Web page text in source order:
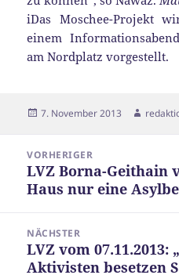
iDas Moschee-Projekt
einem
am Nordplatz vorgestellt.
Veröffentlicht
7. November 2013 Autor
VORHERIGER
Vorheriger
Beitrag:
LVZ Borna-Geithain
Haus nur eine
NÄCHSTER
Nächster
Beitrag:
LVZ vom
Aktivisten besetzen